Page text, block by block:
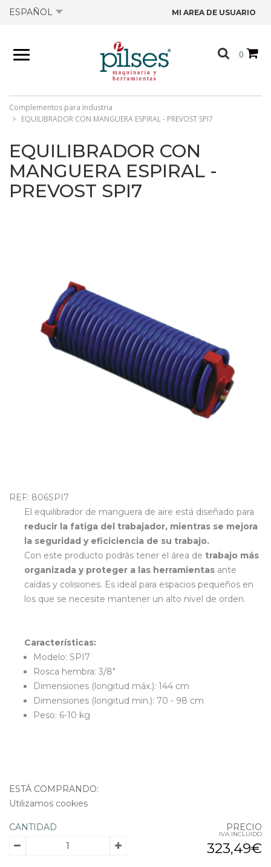
ESPAÑOL MI AREA DE USUARIO
0
PRODUCTOS
TIENDA
OFERTAS
CATÁLOGOS
OUTLET
Complementos para Industria
EQUILIBRADOR CON MANGUERA ESPIRAL - PREVOST SPI7
EQUILIBRADOR CON
MANGUERA ESPIRAL -
PREVOST SPI7
REF: 806SPI7
El equilibrador de manguera de aire está diseñado para
reducir la fatiga del trabajador, mientras se mejora
la seguridad y eficiciencia de su trabajo.
Con este producto podrás tener el área de trabajo más
organizada y proteger a las herramientas ante
caídas y colisiones. Es ideal para espacios pequeños en
los que se necesite mantener un alto nivel de orden.
Características:
Modelo: SPI7
Rosca hembra: 3/8"
Dimensiones (longitud máx.): 144 cm
Dimensiones (longitud min.): 70 - 98 cm
Peso: 6-10 kg
ESTÁ COMPRANDO:
Utilizamos cookies
CANTIDAD PRECIO
IVA INCLUIDO
323,49€